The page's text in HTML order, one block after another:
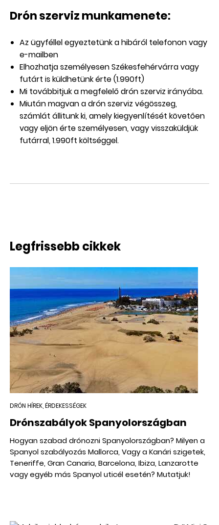
Drón szerviz munkamenete:
Az ügyféllel egyeztetünk a hibáról telefonon vagy
e-mailben
Elhozhatja személyesen Székesfehérvárra vagy
futárt is küldhetünk érte (1.990ft)
Mi továbbitjuk a megfelelő drón szerviz irányába.
Miután magvan a drón szerviz végösszeg,
számlát állitunk ki, amely kiegyenlítését követően
vagy eljön érte személyesen, vagy visszaküldjük
futárral, 1.990ft költséggel.
Legfrissebb cikkek
DRÓN HÍREK, ÉRDEKESSÉGEK
Drónszabályok Spanyolországban
Hogyan szabad drónozni Spanyolországban? Milyen a
Spanyol szabályozás Mallorca, Vagy a Kanári szigetek,
Teneriffe, Gran Canaria, Barcelona, Ibiza, Lanzarotte
vagy egyéb más Spanyol uticél esetén? Mutatjuk!